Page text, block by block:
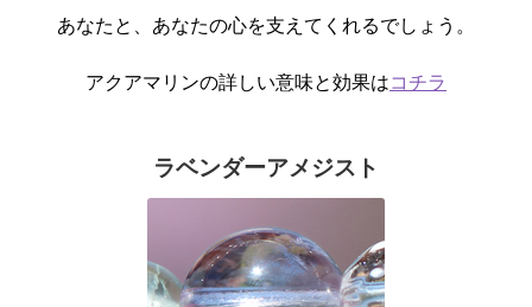
あなたと、あなたの心を支えてくれるでしょう。
アクアマリンの詳しい意味と効果はコチラ
ラベンダーアメジスト